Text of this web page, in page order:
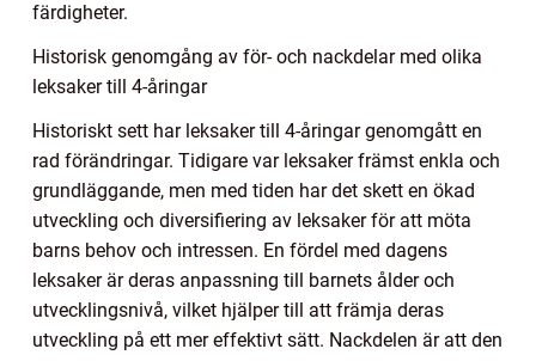
färdigheter.
Historisk genomgång av för- och nackdelar med olika
leksaker till 4-åringar
Historiskt sett har leksaker till 4-åringar genomgått en
rad förändringar. Tidigare var leksaker främst enkla och
grundläggande, men med tiden har det skett en ökad
utveckling och diversifiering av leksaker för att möta
barns behov och intressen. En fördel med dagens
leksaker är deras anpassning till barnets ålder och
utvecklingsnivå, vilket hjälper till att främja deras
utveckling på ett mer effektivt sätt. Nackdelen är att den